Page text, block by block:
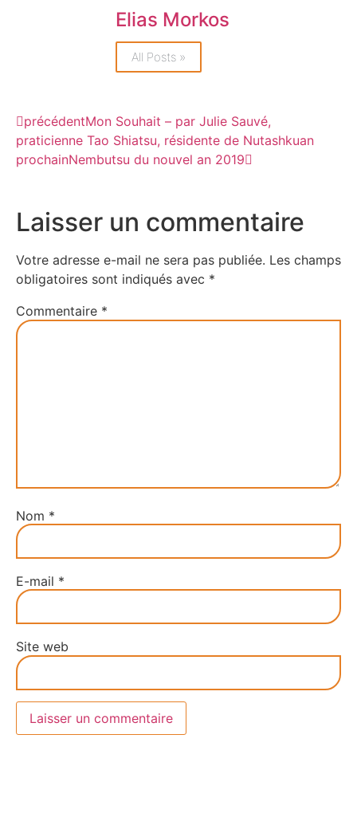
Elias Morkos
All Posts »
précédentMon Souhait – par Julie Sauvé,
praticienne Tao Shiatsu, résidente de Nutashkuan
prochainNembutsu du nouvel an 2019
Laisser un commentaire
Votre adresse e-mail ne sera pas publiée. Les champs
obligatoires sont indiqués avec *
Commentaire *
Nom *
E-mail *
Site web